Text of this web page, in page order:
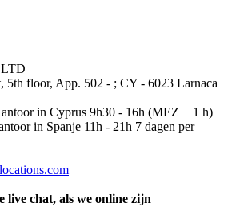
5th floor, App. 502 - ; CY - 6023 Larnaca
in Cyprus 9h30 - 16h (MEZ + 1 h)
in Spanje 11h - 21h 7 dagen per
live chat, als we online zijn